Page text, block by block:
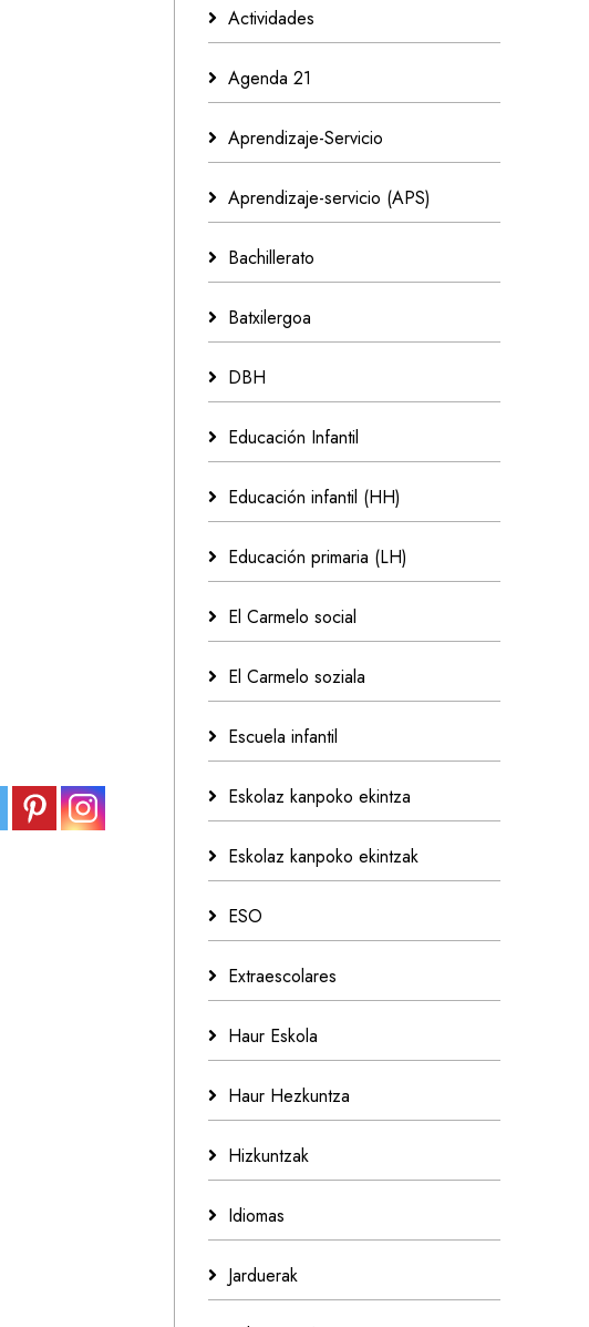
Actividades
Agenda 21
Aprendizaje-Servicio
Aprendizaje-servicio (APS)
Bachillerato
Batxilergoa
DBH
Educación Infantil
Educación infantil (HH)
Educación primaria (LH)
El Carmelo social
El Carmelo soziala
Escuela infantil
Eskolaz kanpoko ekintza
Eskolaz kanpoko ekintzak
ESO
Extraescolares
Haur Eskola
Haur Hezkuntza
Hizkuntzak
Idiomas
Jarduerak